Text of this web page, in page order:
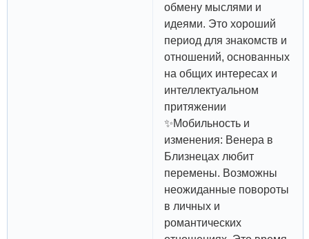
обмену мыслями и
идеями. Это хороший
период для знакомств и
отношений, основанных
на общих интересах и
интеллектуальном
притяжении
✨Мобильность и
изменения: Венера в
Близнецах любит
перемены. Возможны
неожиданные повороты
в личных и
романтических